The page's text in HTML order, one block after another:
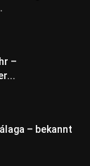
–
– bekannt